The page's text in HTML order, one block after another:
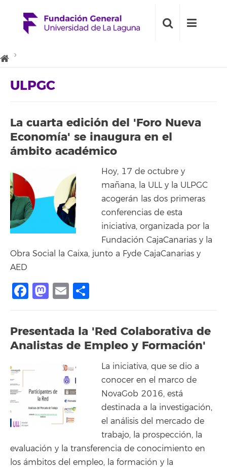
ULPGC
La cuarta edición del 'Foro Nueva
Economía' se inaugura en el
ámbito académico
Hoy, 17 de octubre y
mañana, la ULL y la ULPGC
acogerán las dos primeras
conferencias de esta
iniciativa, organizada por la
Fundación CajaCanarias y la
Obra Social la Caixa, junto a Fyde CajaCanarias y
AED
Facebook
Mastodon
Email
Presentada la 'Red Colaborativa de
Analistas de Empleo y Formación'
La iniciativa, que se dio a
conocer en el marco de
NovaGob 2016, está
destinada a la investigación,
el análisis del mercado de
trabajo, la prospección, la
evaluación y la transferencia de conocimiento en
los ámbitos del empleo, la formación y la